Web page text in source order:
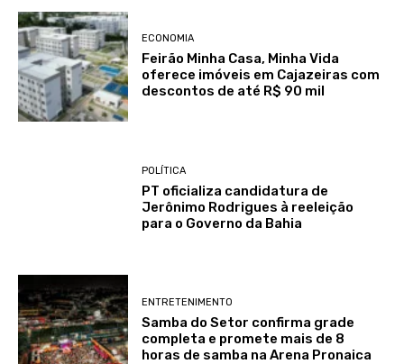
ECONOMIA
Feirão Minha Casa, Minha Vida
oferece imóveis em Cajazeiras com
descontos de até R$ 90 mil
POLÍTICA
PT oficializa candidatura de
Jerônimo Rodrigues à reeleição
para o Governo da Bahia
ENTRETENIMENTO
Samba do Setor confirma grade
completa e promete mais de 8
horas de samba na Arena Pronaica